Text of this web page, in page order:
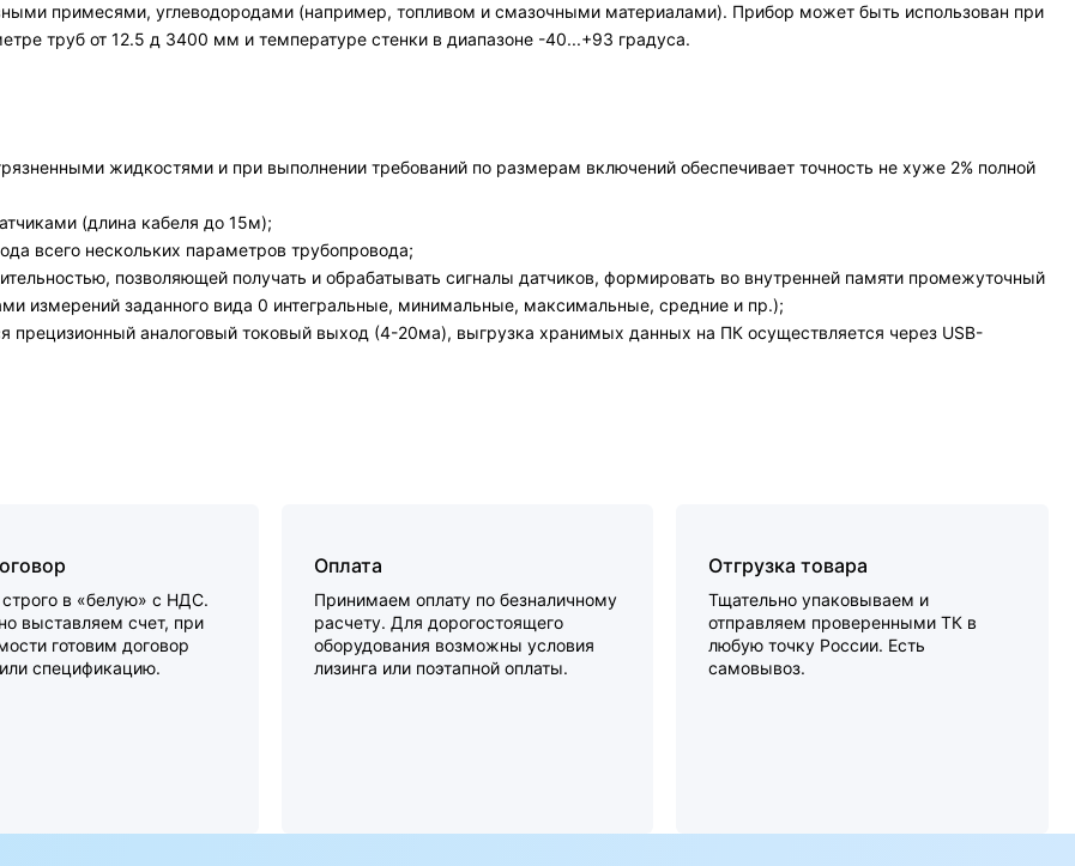
примесями, углеводородами (например, топливом и смазочными материалами). Прибор может быть использован при
труб от 12.5 д 3400 мм и температуре стенки в диапазоне -40...+93 градуса.
жидкостями и при выполнении требований по размерам включений обеспечивает точность не хуже 2% полной
(длина кабеля до 15м);
всего нескольких параметров трубопровода;
позволяющей получать и обрабатывать сигналы датчиков, формировать во внутренней памяти промежуточный
измерений заданного вида 0 интегральные, минимальные, максимальные, средние и пр.);
прецизионный аналоговый токовый выход (4-20ма), выгрузка хранимых данных на ПК осуществляется через USB-
в «белую» с НДС.
выставляем счет, при
готовим договор
спецификацию.
Оплата
Принимаем оплату по безналичному
расчету. Для дорогостоящего
оборудования возможны условия
лизинга или поэтапной оплаты.
Отгрузка товара
Тщательно упаковываем и
отправляем проверенными ТК в
любую точку России. Есть
самовывоз.